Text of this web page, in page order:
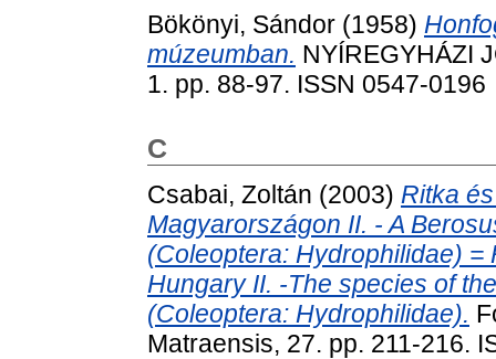
Bökönyi, Sándor (1958)
múzeumban. NYÍREGYHÁZI
1. pp. 88-97. ISSN 0547-0196
C
Csabai, Zoltán (2003) Ritka
Magyarországon II. - A
(Coleoptera: Hydrophilidae)
Hungary II. -The species of
(Coleoptera: Hydrophilidae).
Matraensis, 27. pp. 211-216.